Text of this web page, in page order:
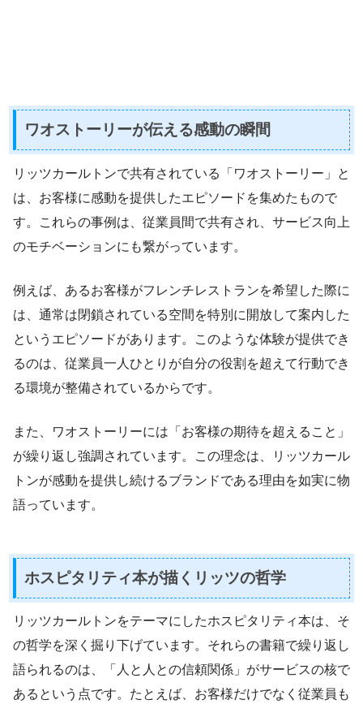
ワオストーリーが伝える感動の瞬間
リッツカールトンで共有されている「ワオストーリー」と
は、お客様に感動を提供したエピソードを集めたもので
す。これらの事例は、従業員間で共有され、サービス向上
のモチベーションにも繋がっています。
例えば、あるお客様がフレンチレストランを希望した際に
は、通常は閉鎖されている空間を特別に開放して案内した
というエピソードがあります。このような体験が提供でき
るのは、従業員一人ひとりが自分の役割を超えて行動でき
る環境が整備されているからです。
また、ワオストーリーには「お客様の期待を超えること」
が繰り返し強調されています。この理念は、リッツカール
トンが感動を提供し続けるブランドである理由を如実に物
語っています。
ホスピタリティ本が描くリッツの哲学
リッツカールトンをテーマにしたホスピタリティ本は、そ
の哲学を深く掘り下げています。それらの書籍で繰り返し
語られるのは、「人と人との信頼関係」がサービスの核で
あるという点です。たとえば、お客様だけでなく従業員も